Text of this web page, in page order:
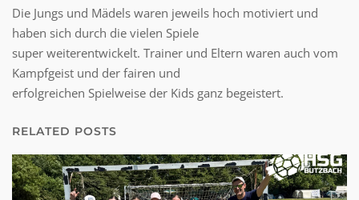
Die Jungs und Mädels waren jeweils hoch motiviert und
haben sich durch die vielen Spiele
super weiterentwickelt. Trainer und Eltern waren auch vom
Kampfgeist und der fairen und
erfolgreichen Spielweise der Kids ganz begeistert.
RELATED POSTS